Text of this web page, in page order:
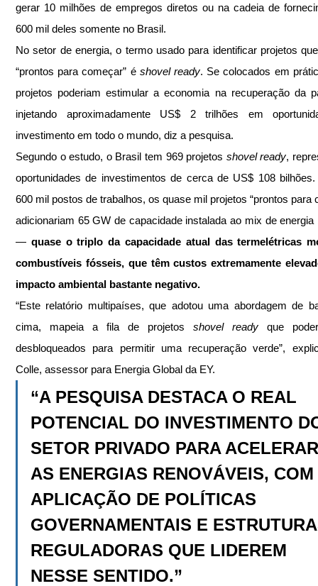
gerar 10 milhões de empregos diretos ou na cadeia de
600 mil deles somente no Brasil.
No setor de energia, o termo usado para identificar projetos
“prontos para começar” é shovel ready. Se colocados em
projetos poderiam estimular a economia na recuperação da
injetando aproximadamente US$ 2 trilhões em
investimento em todo o mundo, diz a pesquisa.
Segundo o estudo, o Brasil tem 969 projetos shovel ready,
oportunidades de investimentos de cerca de US$ 108
600 mil postos de trabalhos, os quase mil projetos “prontos para
adicionariam 65 GW de capacidade instalada ao mix de energia
— quase o triplo da capacidade atual das termelétricas
combustíveis fósseis, que têm custos extremamente
impacto ambiental bastante negativo.
“Este relatório multipaíses, que adotou uma abordagem de
cima, mapeia a fila de projetos shovel ready que
desbloqueados para permitir uma recuperação verde”,
Colle, assessor para Energia Global da EY.
“A PESQUISA DESTACA O REAL
POTENCIAL DO INVESTIMENTO
SETOR PRIVADO PARA
AS ENERGIAS RENOVÁVEIS,
APLICAÇÃO DE POLÍTICAS
GOVERNAMENTAIS E
REGULADORAS QUE LIDEREM
NESSE SENTIDO.”